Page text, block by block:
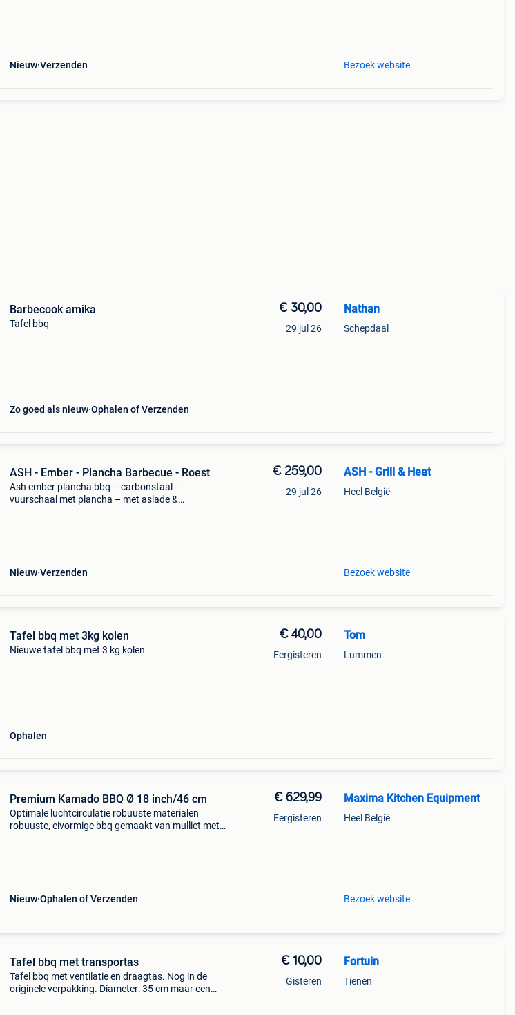
Nieuw Verzenden Bezoek website
Barbecook amika
Tafel bbq
Zo goed als nieuw Ophalen of Verzenden
€ 30,00
29 jul 26
Nathan
Schepdaal
ASH - Ember - Plancha Barbecue - Roest
Ash ember plancha bbq – carbonstaal –
vuurschaal met plancha – met aslade &
Nieuw Verzenden
€ 259,00
29 jul 26
ASH - Grill & Heat
Heel België
Bezoek website
Tafel bbq met 3kg kolen
Nieuwe tafel bbq met 3 kg kolen
Ophalen
€ 40,00
Eergisteren
Tom
Lummen
Premium Kamado BBQ Ø 18 inch/46 cm
Optimale luchtcirculatie robuuste materialen
robuuste, eivormige bbq gemaakt van mulliet met
Nieuw Ophalen of Verzenden
€ 629,99
Eergisteren
Maxima Kitchen Equipment
Heel België
Bezoek website
Tafel bbq met transportas
Tafel bbq met ventilatie en draagtas. Nog in de
originele verpakking. Diameter: 35 cm maar een
€ 10,00
Gisteren
Fortuin
Tienen